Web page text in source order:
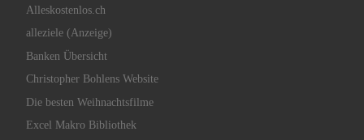
Alleskostenlos.ch
alleziele (Anzeige)
Banken Übersicht
Christopher Bohlens Website
Die besten Weihnachtsfilme
Excel Makro Bibliothek